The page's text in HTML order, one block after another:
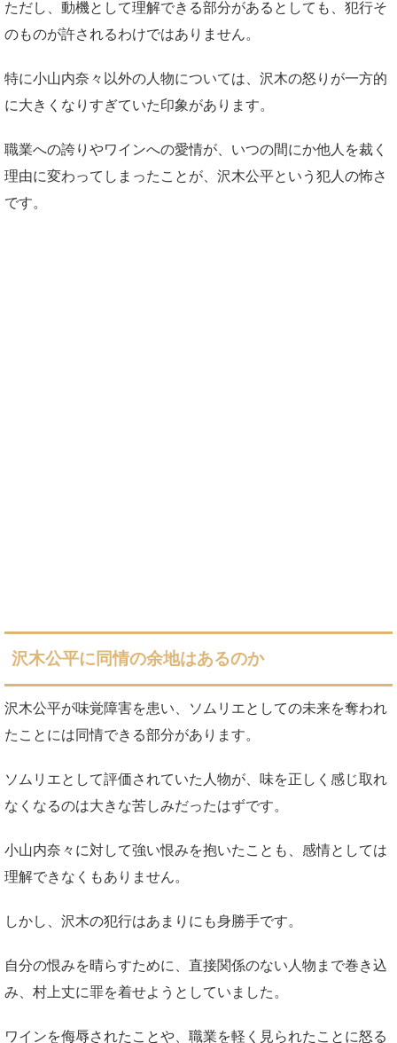
ただし、動機として理解できる部分があるとしても、犯行そ
のものが許されるわけではありません。
特に小山内奈々以外の人物については、沢木の怒りが一方的
に大きくなりすぎていた印象があります。
職業への誇りやワインへの愛情が、いつの間にか他人を裁く
理由に変わってしまったことが、沢木公平という犯人の怖さ
です。
沢木公平に同情の余地はあるのか
沢木公平が味覚障害を患い、ソムリエとしての未来を奪われ
たことには同情できる部分があります。
ソムリエとして評価されていた人物が、味を正しく感じ取れ
なくなるのは大きな苦しみだったはずです。
小山内奈々に対して強い恨みを抱いたことも、感情としては
理解できなくもありません。
しかし、沢木の犯行はあまりにも身勝手です。
自分の恨みを晴らすために、直接関係のない人物まで巻き込
み、村上丈に罪を着せようとしていました。
ワインを侮辱されたことや、職業を軽く見られたことに怒る